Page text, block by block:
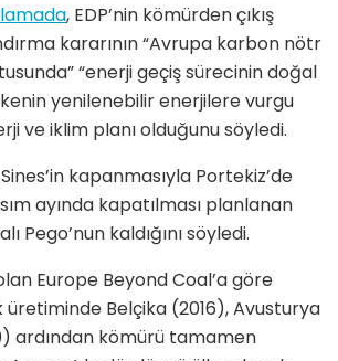
, EDP’nin kömürden çıkış
kararının “Avrupa karbon nötr
“enerji geçiş sürecinin doğal
yenilenebilir enerjilere vurgu
ve iklim planı olduğunu söyledi.
kapanmasıyla Portekiz’de
ayında kapatılması planlanan
Pego’nun kaldığını söyledi.
Europe Beyond Coal’a göre
Belçika (2016), Avusturya
ardından kömürü tamamen